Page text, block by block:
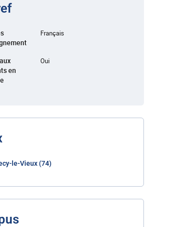
Français
en
Oui
le-Vieux (74)